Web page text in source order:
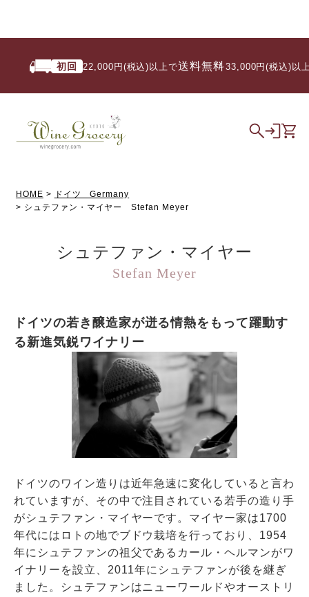
初回 22,000円(税込)以上で送料無料/ 33,000円(税込)以上で
HOME
ドイツ Germany
シュテファン・マイヤー Stefan Meyer
シュテファン・マイヤー
Stefan Meyer
ドイツの若き醸造家が迸る情熱をもって躍動す
る新進気鋭ワイナリー
ドイツのワイン造りは近年急速に変化していると言わ
れていますが、その中で注目されている若手の造り手
がシュテファン・マイヤーです。マイヤー家は1700
年代にはロトの地でブドウ栽培を行っており、1954
年にシュテファンの祖父であるカール・ヘルマンがワ
イナリーを設立、2011年にシュテファンが後を継ぎ
ました。シュテファンはニューワールドやオーストリ